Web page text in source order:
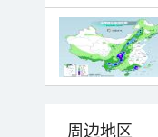
周边地区